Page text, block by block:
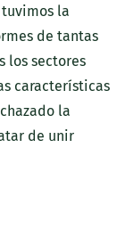
la
de tantas
los sectores
características
la
de unir